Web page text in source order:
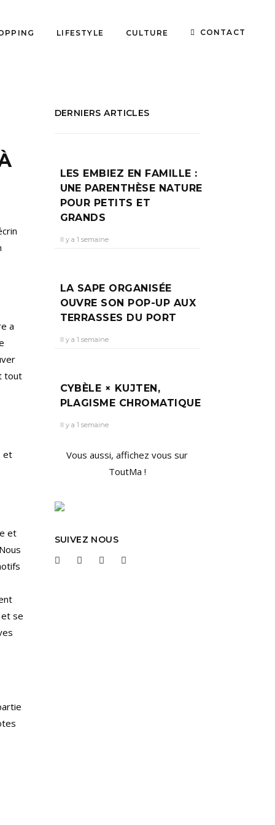
LIFESTYLE CULTURE CONTACT
a
tout
et
et
et se
DERNIERS ARTICLES
LES EMBIEZ EN FAMILLE :
UNE PARENTHÈSE NATURE
POUR PETITS ET
GRANDS
Il y a 1 semaine
LA SAPE ORGANISÉE
OUVRE SON POP-UP AUX
TERRASSES DU PORT
Il y a 1 semaine
CYBÈLE × KUJTEN,
PLAGISME CHROMATIQUE
Il y a 1 semaine
Vous aussi, affichez vous sur
ToutMa !
SUIVEZ NOUS